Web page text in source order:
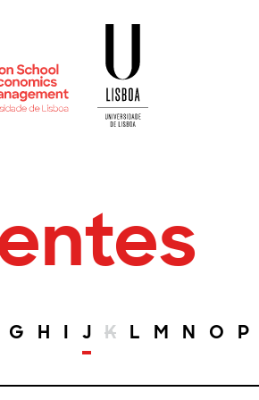
G H I J K L M N O P